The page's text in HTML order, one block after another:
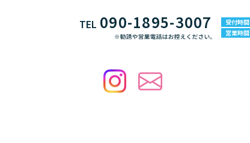
TEL 090-1895-3007 受付時間
営業時間